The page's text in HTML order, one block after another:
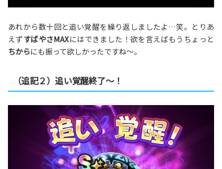
あれから数十回と追い覚醒を繰り返しましたよ…笑。とりあ
えずすばやさMAXにはできました！欲を言えばもうちょっと
ちからにも振って欲しかったですね〜。
（追記２）追い覚醒終了〜！